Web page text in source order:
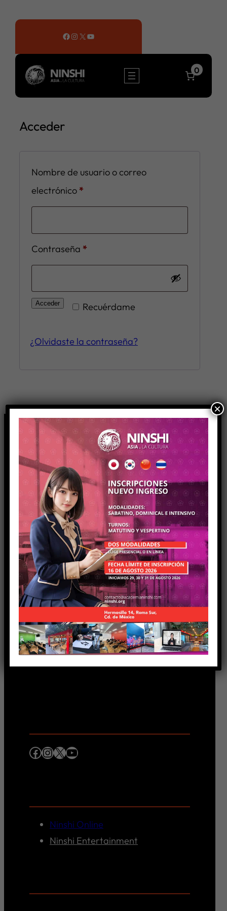
Facebook
Instagram
X YouTube
0
Acceder
Nombre de usuario o correo
electrónico *
Contraseña *
Recuérdame
Acceder
¿Olvidaste la contraseña?
Contacto
contacto@academianinshi.com
Tel.(+52) 5589874931
Hermosillo 14, Roma Sur, Cuauhtémoc,
CDMX, 06760
Turnos de atención
Sábados de 8:00 a 20:00 hrs.
Facebook InstagramX YouTube
Ninshi Online
Ninshi Entertainment
×